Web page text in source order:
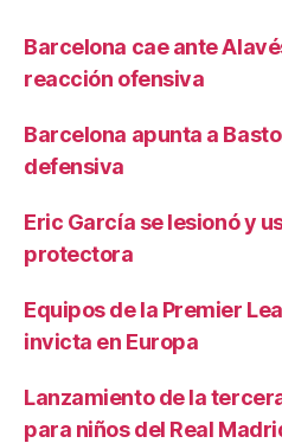
Barcelona cae ante
reacción ofensiva
Barcelona apunta a
defensiva
Eric García se lesionó y
protectora
Equipos de la Premier
invicta en Europa
Lanzamiento de la
para niños del Real